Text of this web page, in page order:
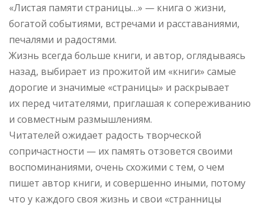
«Листая памяти страницы…» — книга о жизни,
богатой событиями, встречами и расставаниями,
печалями и радостями.
Жизнь всегда больше книги, и автор, оглядываясь
назад, выбирает из прожитой им «книги» самые
дорогие и значимые «страницы» и раскрывает
их перед читателями, приглашая к сопереживанию
и совместным размышлениям.
Читателей ожидает радость творческой
сопричастности — их память отзовется своими
воспоминаниями, очень схожими с тем, о чем
пишет автор книги, и совершенно иными, потому
что у каждого своя жизнь и свои «странницы